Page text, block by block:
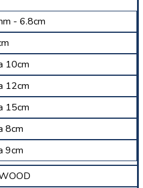
- 6.8cm
10cm
12cm
15cm
8cm
9cm